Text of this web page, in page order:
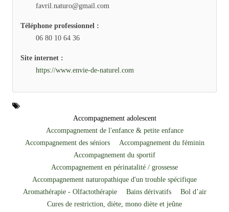
favril.naturo@gmail.com
Téléphone professionnel :
06 80 10 64 36
Site internet :
https://www.envie-de-naturel.com
Accompagnement adolescent
Accompagnement de l'enfance & petite enfance
Accompagnement des séniors
Accompagnement du féminin
Accompagnement du sportif
Accompagnement en périnatalité / grossesse
Accompagnement naturopathique d'un trouble spécifique
Aromathérapie - Olfactothérapie
Bains dérivatifs
Bol d’air
Cures de restriction, diète, mono diète et jeûne